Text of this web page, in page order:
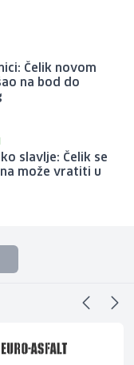
Čelik novom
na bod do
slavlje: Čelik se
može vratiti u